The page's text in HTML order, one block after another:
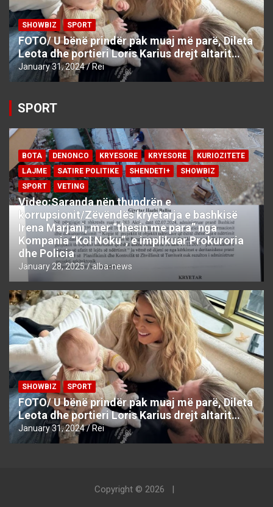
SHOWBIZ SPORT
FOTO/ U bënë prindër pak muaj më parë, Dileta
Leota dhe portieri Loris Karius drejt altarit…
January 31, 2024 Rei
SPORT
BOTA DENONCO KRYESORE KRYESORE
KURIOZITETE
LAJME
SATIRE POLITIKE SHENDETI+
SHOWBIZ
SPORT
VETING
Video:Saranda nën thundrën e
korrupsionit/Zëvëndës kryetarja e bashkisë
Irena Marjani, mer “thesin me para” nga
Kompania “Kol Noku”, e implikuar Prokuroria
dhe Policia
January 28, 2025 alba-news
SHOWBIZ SPORT
FOTO/ U bënë prindër pak muaj më parë, Dileta
Leota dhe portieri Loris Karius drejt altarit…
January 31, 2024 Rei
Copyright © 2026